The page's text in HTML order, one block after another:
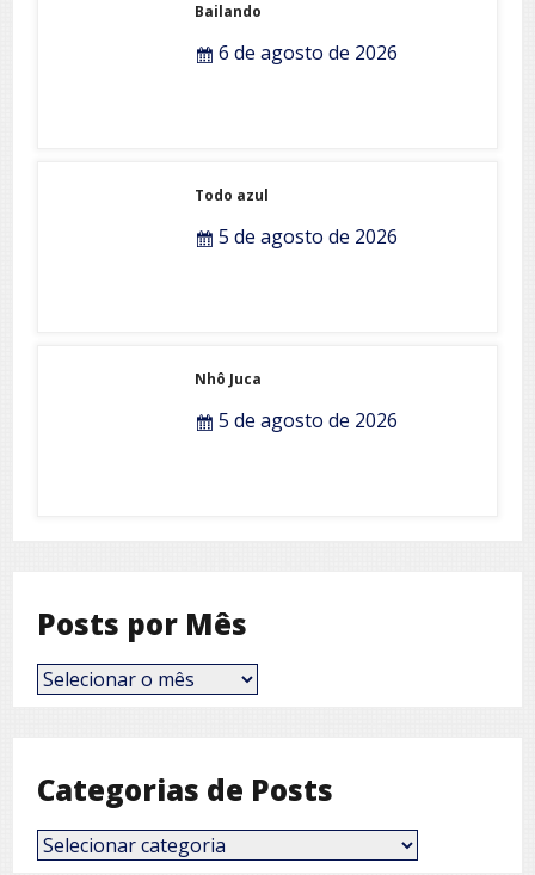
Bailando
6 de agosto de 2026
Todo azul
5 de agosto de 2026
Nhô Juca
5 de agosto de 2026
Posts por Mês
Posts
por
Categorias de Posts
Categorias
de